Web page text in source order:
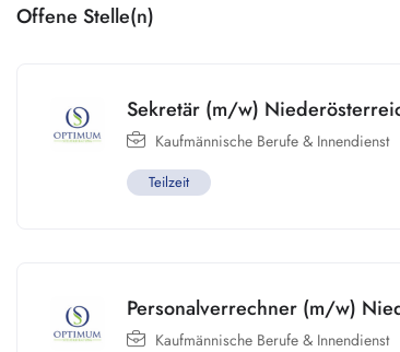
Offene Stelle(n)
Sekretär (m/w)
Kaufmännische Berufe & Innendienst
Teilzeit
Personalverrechner (m/w)
Kaufmännische Berufe & Innendienst